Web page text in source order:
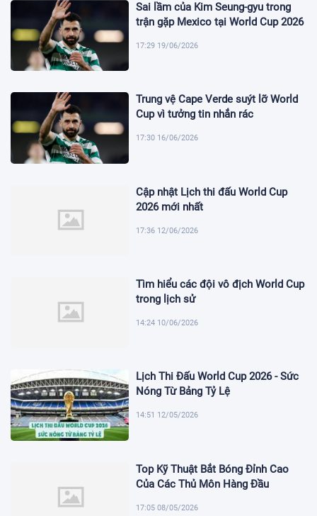
Sai lầm của Kim Seung-gyu trong
trận gặp Mexico tại World Cup 2026
17:29 19/06/2026
Trung vệ Cape Verde suýt lỡ World
Cup vì tưởng tin nhắn rác
17:30 16/06/2026
Cập nhật Lịch thi đấu World Cup
2026 mới nhất
17:36 12/06/2026
Tìm hiểu các đội vô địch World Cup
trong lịch sử
14:24 10/06/2026
Lịch Thi Đấu World Cup 2026 - Sức
Nóng Từ Bảng Tỷ Lệ
14:51 12/05/2026
Top Kỹ Thuật Bắt Bóng Đỉnh Cao
Của Các Thủ Môn Hàng Đầu
17:05 08/05/2026